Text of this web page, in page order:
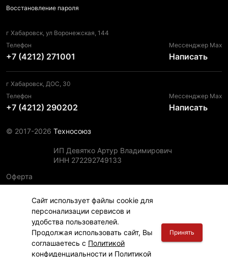
Сайт использует файлы cookie для
персонализации сервисов и
удобства пользователей.
Продолжая использовать сайт, Вы
соглашаетесь с Политикой
конфиденциальности и Политикой
Принять
Восстановление пароля
г Хабаровск, ул Воронежская, 144
Телефон
+7 (4212) 271001
Мессенджер Max
Написать
г Хабаровск, ДОС, 30
Телефон
+7 (4212) 290202
Мессенджер Max
Написать
© 2017-2026 Техносоюз
ИП Девятко Артур Владимирович
ИНН 272292749133
Оферта
Политика конфиденциальности
Политика использования файлов cookie
Информация для правообладателей